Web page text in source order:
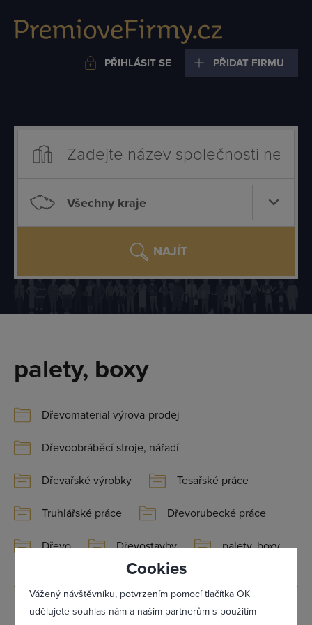
Cookies
Vážený návštěvníku, potvrzením pomocí tlačítka OK
udělujete souhlas nám a našim partnerům s použitím
PŘIHLÁSIT SE PŘIDAT FIRMU
Všechny kraje
NAJÍT
palety, boxy
Dřevomaterial výrova-prodej
Dřevoobráběcí stroje, nářadí
Dřevařské výrobky Tesařské práce
Truhlářské práce Dřevorubecké práce
Dřevo Dřevostavby palety, boxy
N + N spol. s
0x 1
Přihlásit se